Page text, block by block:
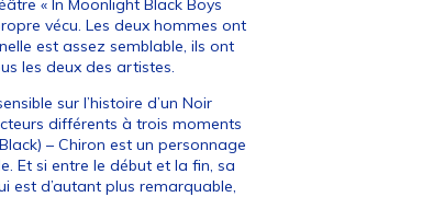
« In Moonlight Black Boys
vécu. Les deux hommes ont
est assez semblable, ils ont
les deux des artistes.
sur l’histoire d’un Noir
différents à trois moments
– Chiron est un personnage
Et si entre le début et la fin, sa
est d’autant plus remarquable,